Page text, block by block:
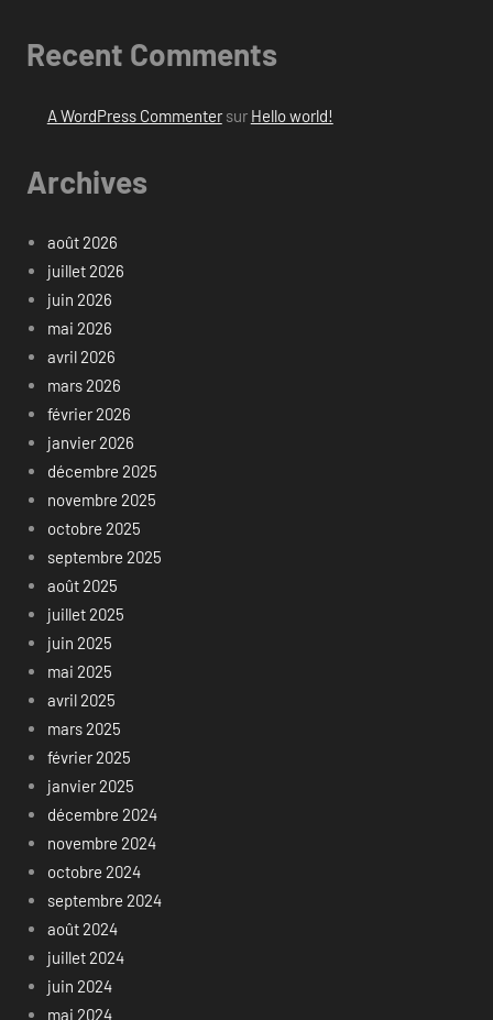
Recent Comments
A WordPress Commentersur Hello world!
Archives
août 2026
juillet 2026
juin 2026
mai 2026
avril 2026
mars 2026
février 2026
janvier 2026
décembre 2025
novembre 2025
octobre 2025
septembre 2025
août 2025
juillet 2025
juin 2025
mai 2025
avril 2025
mars 2025
février 2025
janvier 2025
décembre 2024
novembre 2024
octobre 2024
septembre 2024
août 2024
juillet 2024
juin 2024
mai 2024